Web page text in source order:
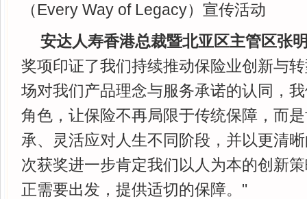
（Every Way of Legacy）宣传活动
安达人寿香港总裁暨北亚区主管区张
奖项印证了我们持续推动保险业创新与
场对我们产品理念与服务承诺的认同，
角色，让保险不再局限于传统保障，而
承、灵活应对人生不同阶段，并以更清
次获奖进一步肯定我们以人为本的创新
正需要出发，提供适切的保障。"